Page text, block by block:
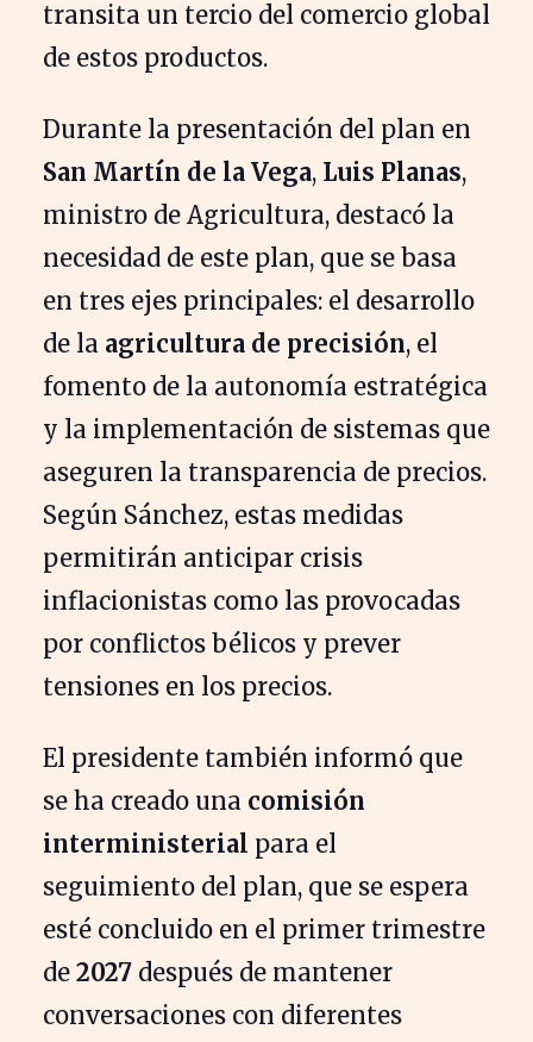
transita un tercio del comercio global
de estos productos.
Durante la presentación del plan en
San Martín de la Vega, Luis Planas,
ministro de Agricultura, destacó la
necesidad de este plan, que se basa
en tres ejes principales: el desarrollo
de la agricultura de precisión, el
fomento de la autonomía estratégica
y la implementación de sistemas que
aseguren la transparencia de precios.
Según Sánchez, estas medidas
permitirán anticipar crisis
inflacionistas como las provocadas
por conflictos bélicos y prever
tensiones en los precios.
El presidente también informó que
se ha creado una comisión
interministerial para el
seguimiento del plan, que se espera
esté concluido en el primer trimestre
de 2027 después de mantener
conversaciones con diferentes